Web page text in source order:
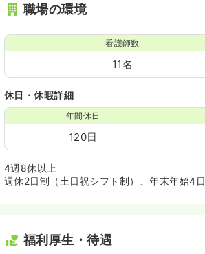
職場の環境
看護師数
11名
休日・休暇詳細
年間休日
120日
4週8休以上
週休2日制（土日祝シフト制）、年末年始4日
福利厚生・待遇